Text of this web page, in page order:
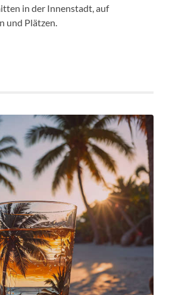
in der Innenstadt, auf
und Plätzen.